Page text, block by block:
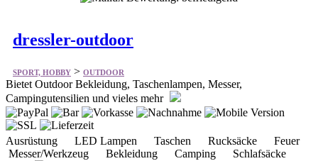
dressler-outdoor
SPORT, HOBBY > OUTDOOR
Bietet Outdoor Bekleidung, Taschenlampen, Messer,
Campingutensilien und vieles mehr
Ausrüstung LED Lampen Taschen Rucksäcke Feuer
Messer/Werkzeug Bekleidung Camping Schlafsäcke